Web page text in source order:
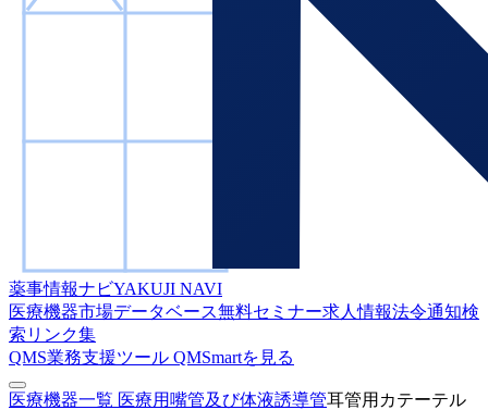
薬事情報ナビYAKUJI NAVI
医療機器市場データベース無料セミナー求人情報法令通知検
索 リンク集
QMS業務支援ツール QMSmartを見る
医療機器一覧 医療用嘴管及び体液誘導管耳管用カテーテル